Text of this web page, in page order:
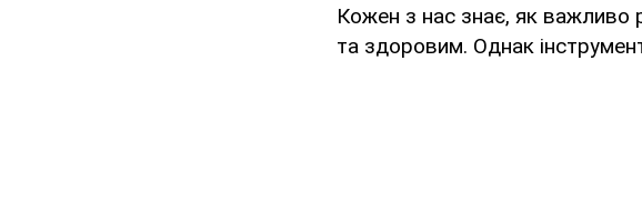
Кожен з нас знає, як важливо
та здоровим. Однак